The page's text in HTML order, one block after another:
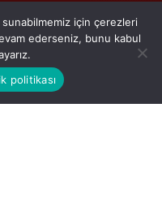
için çerezleri
ederseniz, bunu kabul
politikası